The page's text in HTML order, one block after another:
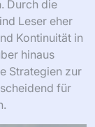
Durch die
Leser eher
Kontinuität in
hinaus
Strategien zur
für